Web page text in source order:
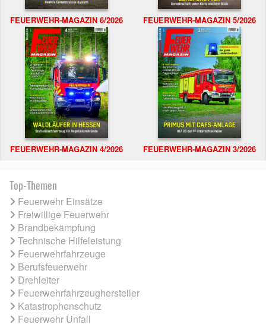
FEUERWEHR-MAGAZIN 6/2026 FEUERWEHR-MAGAZIN 5/2026
FEUERWEHR-MAGAZIN 4/2026 FEUERWEHR-MAGAZIN 3/2026
Top-Themen
Feuerwehr Einsätze
Freiwillige Feuerwehr
Brandbekämpfung
Technische Hilfeleistung
Feuerwehrfahrzeuge
Berufsfeuerwehr
Drehleiter
Feuerwehrfahrzeughersteller
Katastrophenschutz
Feuerwehr Unfall